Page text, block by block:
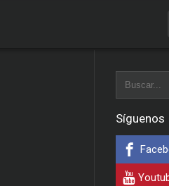
Síguenos